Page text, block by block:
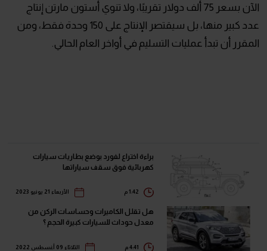
الآن بسعر 75 ألف دولار تقريبًا، ولا تنوي أستون مارتن إنتاج
عدد كبير منها، بل سيقتصر الإنتاج على 150 وحدة فقط، ومن
المقرر أن تبدأ عمليات التسليم في أواخر العام الحالي.
براءة اختراع لفورد بوضع بطاريات سيارات
كهربائية فوق سقف سياراتها
الأربعاء 21 يونيو 2023
هل تقلل الكاميرات وحساسات الركن من
معدل حوداث للسيارات كبيرة الحجم ؟
الثلاثاء 09 أغسطس 2022